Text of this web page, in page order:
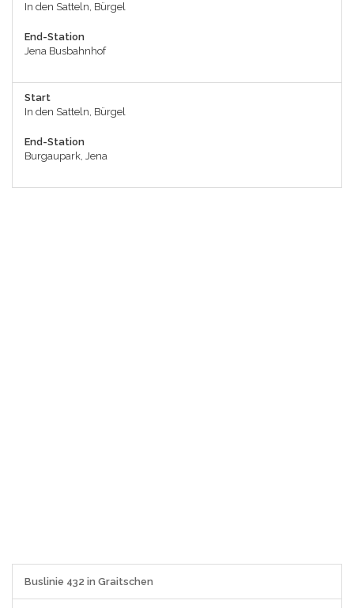
In den Satteln, Bürgel
End-Station
Jena Busbahnhof
Start
In den Satteln, Bürgel
End-Station
Burgaupark, Jena
Buslinie 432 in Graitschen